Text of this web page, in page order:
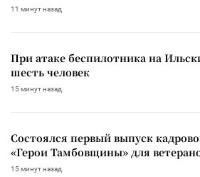
11 минут назад
При атаке беспилотника на
шесть человек
15 минут назад
Состоялся первый выпуск
«Герои Тамбовщины» для
15 минут назад